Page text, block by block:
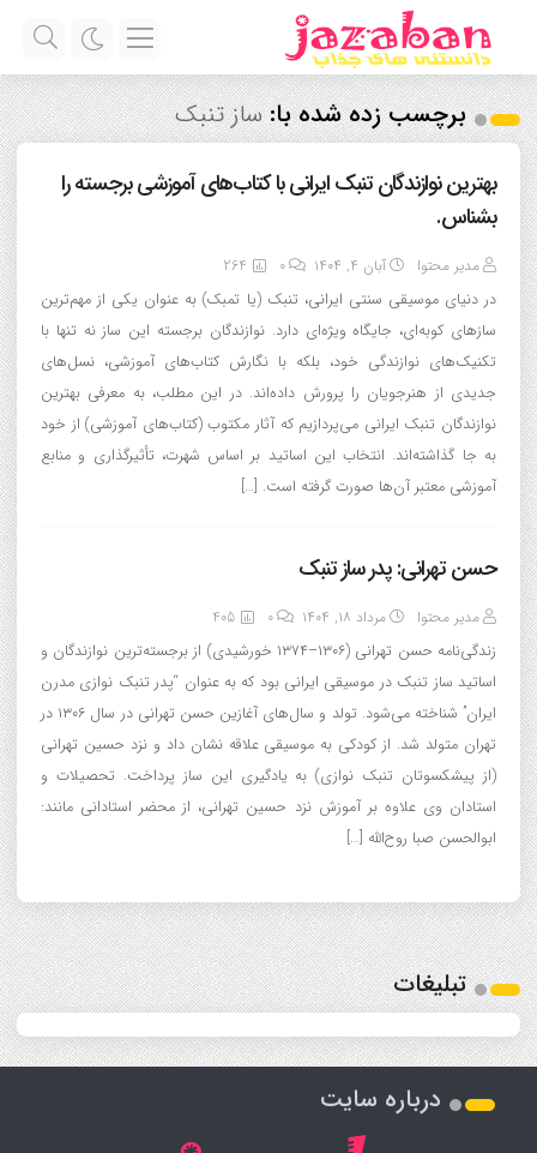
برچسب زده شده با:ساز تنبک
بهترین نوازندگان تنبک ایرانی با کتاب‌های آموزشی برجسته را
بشناس.
مدیر محتوا آبان ۴, ۱۴۰۴ 0
264
در دنیای موسیقی سنتی ایرانی، تنبک (یا تمبک) به عنوان یکی از مهم‌ترین
سازهای کوبه‌ای، جایگاه ویژه‌ای دارد. نوازندگان برجسته این ساز نه تنها با
تکنیک‌های نوازندگی خود، بلکه با نگارش کتاب‌های آموزشی، نسل‌های
جدیدی از هنرجویان را پرورش داده‌اند. در این مطلب، به معرفی بهترین
نوازندگان تنبک ایرانی می‌پردازیم که آثار مکتوب (کتاب‌های آموزشی) از خود
به جا گذاشته‌اند. انتخاب این اساتید بر اساس شهرت، تأثیرگذاری و منابع
آموزشی معتبر آن‌ها صورت گرفته است. […]
حسن تهرانی: پدر ساز تنبک
مدیر محتوا مرداد ۱۸, ۱۴۰۴ 0
405
زندگی‌نامه حسن تهرانی (۱۳۰۶–۱۳۷۴ خورشیدی) از برجسته‌ترین نوازندگان و
اساتید ساز تنبک در موسیقی ایرانی بود که به عنوان “پدر تنبک نوازی مدرن
ایران” شناخته می‌شود. تولد و سال‌های آغازین حسن تهرانی در سال ۱۳۰۶ در
تهران متولد شد. از کودکی به موسیقی علاقه نشان داد و نزد حسین تهرانی
(از پیشکسوتان تنبک نوازی) به یادگیری این ساز پرداخت. تحصیلات و
استادان وی علاوه بر آموزش نزد حسین تهرانی، از محضر استادانی مانند:
ابوالحسن صبا روح‌الله […]
تبلیغات
درباره سایت